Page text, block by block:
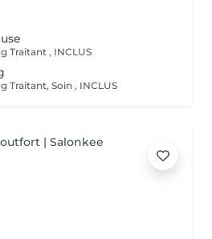
Traitant , INCLUS
Traitant, Soin , INCLUS